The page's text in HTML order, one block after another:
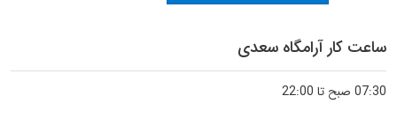
ساعت کار آرامگاه سعدی
07:30 صبح تا 22:00